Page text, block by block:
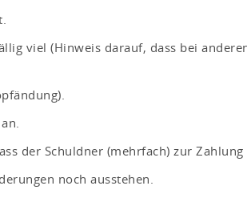
viel (Hinweis darauf, dass bei
der Schuldner (mehrfach) zur
noch ausstehen.